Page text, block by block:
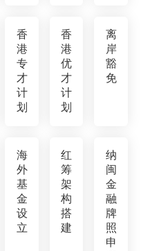
香
港
专
才
计
划
香
港
优
才
计
划
离
岸
豁
免
海
外
基
金
设
立
红
筹
架
构
搭
建
纳
闽
金
融
牌
照
申